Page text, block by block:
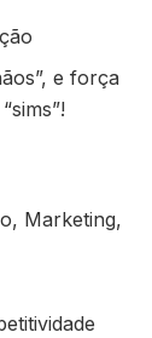
e força
Marketing,